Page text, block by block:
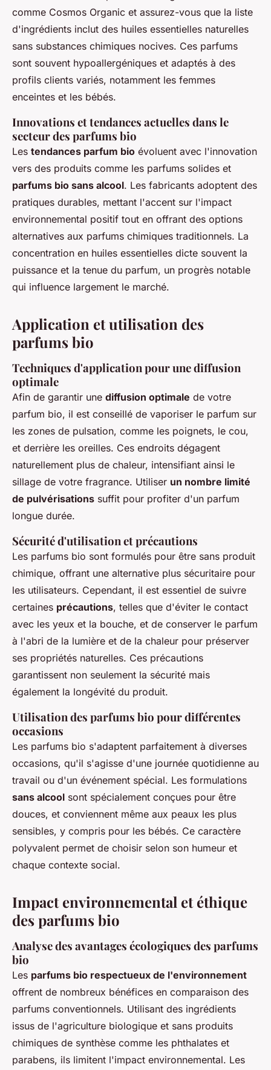
comme Cosmos Organic et assurez-vous que la liste
d'ingrédients inclut des huiles essentielles naturelles
sans substances chimiques nocives. Ces parfums
sont souvent hypoallergéniques et adaptés à des
profils clients variés, notamment les femmes
enceintes et les bébés.
Innovations et tendances actuelles dans le
secteur des parfums bio
Les tendances parfum bio évoluent avec l'innovation
vers des produits comme les parfums solides et
parfums bio sans alcool. Les fabricants adoptent des
pratiques durables, mettant l'accent sur l'impact
environnemental positif tout en offrant des options
alternatives aux parfums chimiques traditionnels. La
concentration en huiles essentielles dicte souvent la
puissance et la tenue du parfum, un progrès notable
qui influence largement le marché.
Application et utilisation des
parfums bio
Techniques d'application pour une diffusion
optimale
Afin de garantir une diffusion optimale de votre
parfum bio, il est conseillé de vaporiser le parfum sur
les zones de pulsation, comme les poignets, le cou,
et derrière les oreilles. Ces endroits dégagent
naturellement plus de chaleur, intensifiant ainsi le
sillage de votre fragrance. Utiliser un nombre limité
de pulvérisations suffit pour profiter d'un parfum
longue durée.
Sécurité d'utilisation et précautions
Les parfums bio sont formulés pour être sans produit
chimique, offrant une alternative plus sécuritaire pour
les utilisateurs. Cependant, il est essentiel de suivre
certaines précautions, telles que d'éviter le contact
avec les yeux et la bouche, et de conserver le parfum
à l'abri de la lumière et de la chaleur pour préserver
ses propriétés naturelles. Ces précautions
garantissent non seulement la sécurité mais
également la longévité du produit.
Utilisation des parfums bio pour différentes
occasions
Les parfums bio s'adaptent parfaitement à diverses
occasions, qu'il s'agisse d'une journée quotidienne au
travail ou d'un événement spécial. Les formulations
sans alcool sont spécialement conçues pour être
douces, et conviennent même aux peaux les plus
sensibles, y compris pour les bébés. Ce caractère
polyvalent permet de choisir selon son humeur et
chaque contexte social.
Impact environnemental et éthique
des parfums bio
Analyse des avantages écologiques des parfums
bio
Les parfums bio respectueux de l'environnement
offrent de nombreux bénéfices en comparaison des
parfums conventionnels. Utilisant des ingrédients
issus de l'agriculture biologique et sans produits
chimiques de synthèse comme les phthalates et
parabens, ils limitent l'impact environnemental. Les